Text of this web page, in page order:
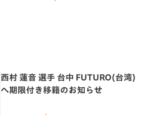
西村 蓮音 選手 台中 FUTURO(台湾)
へ期限付き移籍のお知らせ